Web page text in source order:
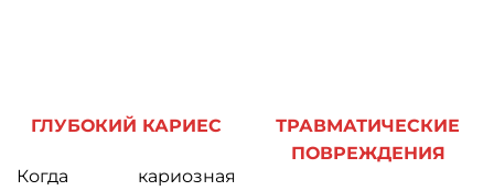
ГЛУБОКИЙ КАРИЕС
Когда кариозная
ТРАВМАТИЧЕСКИЕ
ПОВРЕЖДЕНИЯ